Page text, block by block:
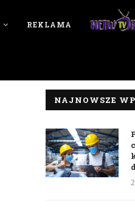
REKLAMA
NAJNOWSZE